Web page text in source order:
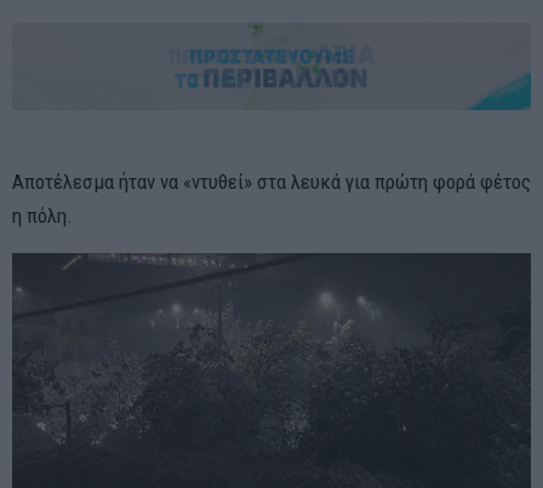
Αποτέλεσμα ήταν να «ντυθεί» στα λευκά για πρώτη φορά φέτος
η πόλη.